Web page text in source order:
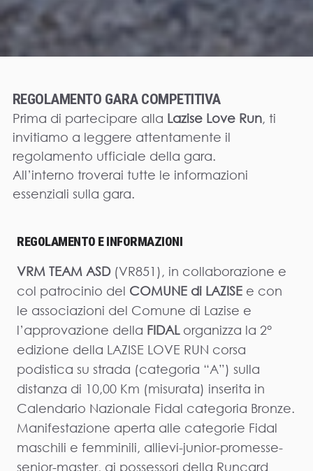
REGOLAMENTO GARA COMPETITIVA
Prima di partecipare alla Lazise Love Run, ti
invitiamo a leggere attentamente il
regolamento ufficiale della gara.
All’interno troverai tutte le informazioni
essenziali sulla gara.
REGOLAMENTO E INFORMAZIONI
VRM TEAM ASD(VR851), in collaborazione e
col patrocinio del COMUNE di LAZISE e con
le associazioni del Comune di Lazise e
l’approvazione della FIDALorganizza la 2°
edizione della LAZISE LOVE RUN corsa
podistica su strada (categoria “A”) sulla
distanza di 10,00 Km (misurata) inserita in
Calendario Nazionale Fidal categoria Bronze.
Manifestazione aperta alle categorie Fidal
maschili e femminili, allievi-junior-promesse-
senior-master, ai possessori della Runcard